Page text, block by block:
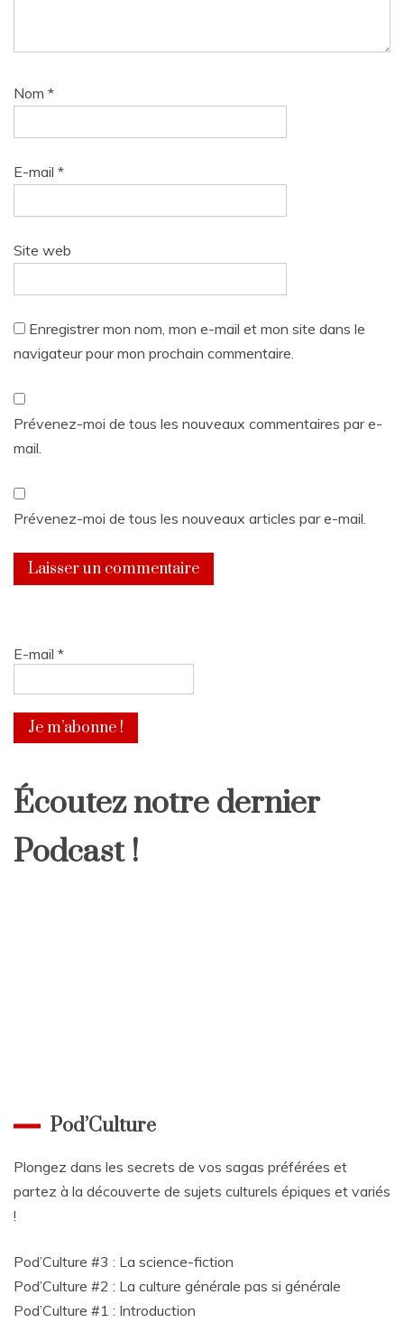
Nom *
E-mail *
Site web
Enregistrer mon nom, mon e-mail et mon site dans le
navigateur pour mon prochain commentaire.
Prévenez-moi de tous les nouveaux commentaires par e-
mail.
Prévenez-moi de tous les nouveaux articles par e-mail.
E-mail *
Écoutez notre dernier
Podcast !
Pod’Culture
Plongez dans les secrets de vos sagas préférées et
partez à la découverte de sujets culturels épiques et variés
!
Pod’Culture #3 : La science-fiction
Pod’Culture #2 : La culture générale pas si générale
Pod’Culture #1 : Introduction